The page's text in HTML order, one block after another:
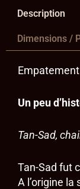
Description
Dimensions /
Un peu
Tan-Sad,
Tan-Sad fut
A l’origine